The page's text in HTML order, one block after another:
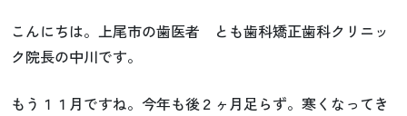
こんにちは。上尾市の歯医者 とも歯科矯正歯科クリニッ
ク院長の中川です。
もう１１月ですね。今年も後２ヶ月足らず。寒くなってき